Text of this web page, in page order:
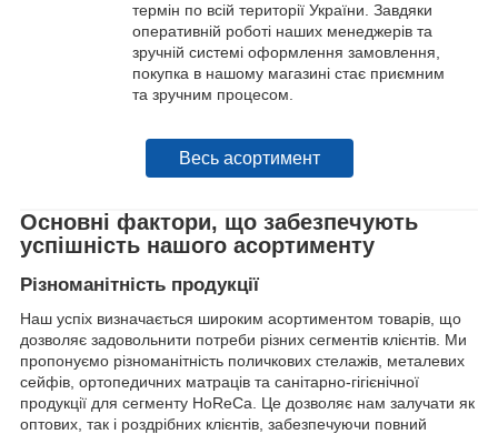
термін по всій території України. Завдяки
оперативній роботі наших менеджерів та
зручній системі оформлення замовлення,
покупка в нашому магазині стає приємним
та зручним процесом.
Весь асортимент
Основні фактори, що забезпечують
успішність нашого асортименту
Різноманітність продукції
Наш успіх визначається широким асортиментом товарів, що
дозволяє задовольнити потреби різних сегментів клієнтів. Ми
пропонуємо різноманітність поличкових стелажів, металевих
сейфів, ортопедичних матраців та санітарно-гігієнічної
продукції для сегменту HoReCa. Це дозволяє нам залучати як
оптових, так і роздрібних клієнтів, забезпечуючи повний